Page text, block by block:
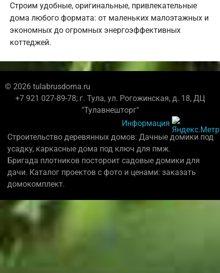
Строим удобные, оригинальные, привлекательные
дома любого формата: от маленьких малоэтажных и
экономных до огромных энергоэффективных
коттеджей.
© 2026 tulabrusdoma.ru
+7 921 027-89-78; г. Тула, ул. Рогожинская, д. 18, ДЦ
"Тулавнешторг"
Информация
Строительство деревянных домов: Дачные домики под
усадку, каркасные дома под ключ для пмж.
Бригада плотников постороит садовые домики для
дачи. Каталог проектов с фото и ценами: заказать
домокомплект.